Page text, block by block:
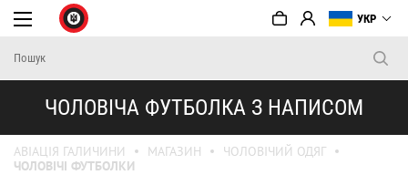
УКР
ЧОЛОВІЧА ФУТБОЛКА З НАПИСОМ
АВІАЦІЯ ГАЛИЧИНИ МАГАЗИН
ЧОЛОВІЧИЙ ОДЯГ
ЧОЛОВІЧІ ФУТБОЛКИ